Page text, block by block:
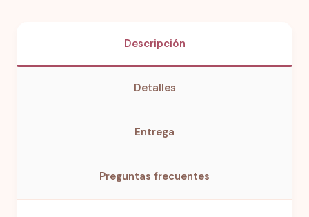
Descripción
Detalles
Entrega
Preguntas frecuentes